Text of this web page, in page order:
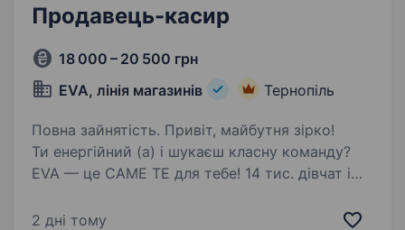
Продавець-касир
18 000 – 20 500 грн
EVA, лінія магазинів
Тернопіль
Повна зайнятість. Привіт, майбутня зірко!
Ти енергійний (а) і шукаєш класну команду?
EVA — це САМЕ ТЕ для тебе! 14 тис. дівчат і
Ми шукаємо продавця-касира, що готовий (а)
2 дні тому